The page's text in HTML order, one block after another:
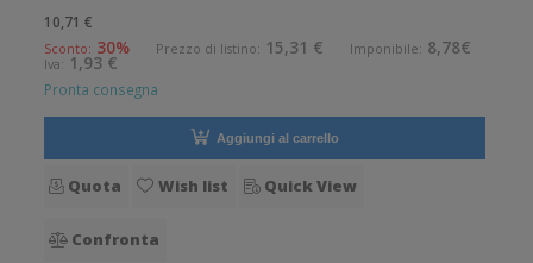
etichette per bobina. Etichette in carta protetta con adesivo
permanente. Diametro interno: 25 mm. Diametro esterno: 122
mm. Tipo:
10,71 €
Sconto: 30% Prezzo di listino: 15,31 € Imponibile: 8,78€
Iva: 1,93 €
Pronta consegna
Aggiungi al carrello
Quota Wish list Quick View
Confronta